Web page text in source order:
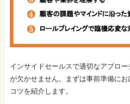
インサイドセールスで適切なアプロ
が欠かせません。まずは事前準備に
コツを紹介します。